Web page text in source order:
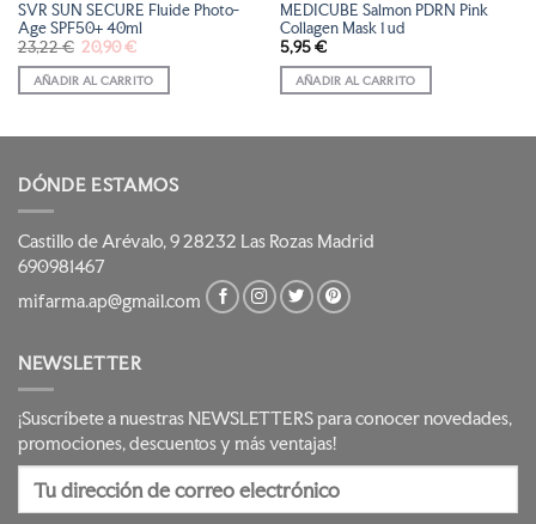
SVR SUN SECURE Fluide Photo-
Age SPF50+ 40ml
23,22€ El
precio
original
era:
23,22 €.
20,90€El
actual
es:
20,90 €.
AÑADIR AL CARRITO
MEDICUBE Salmon PDRN Pink
Collagen Mask 1 ud
5,95 €
AÑADIR AL CARRITO
DÓNDE ESTAMOS
Castillo de Arévalo, 9 28232 Las Rozas Madrid
690981467
mifarma.ap@gmail.com
NEWSLETTER
¡Suscríbete a nuestras NEWSLETTERS para conocer novedades,
promociones, descuentos y más ventajas!